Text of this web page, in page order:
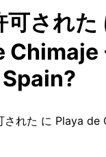
可された
Chimaje
された に Playa de